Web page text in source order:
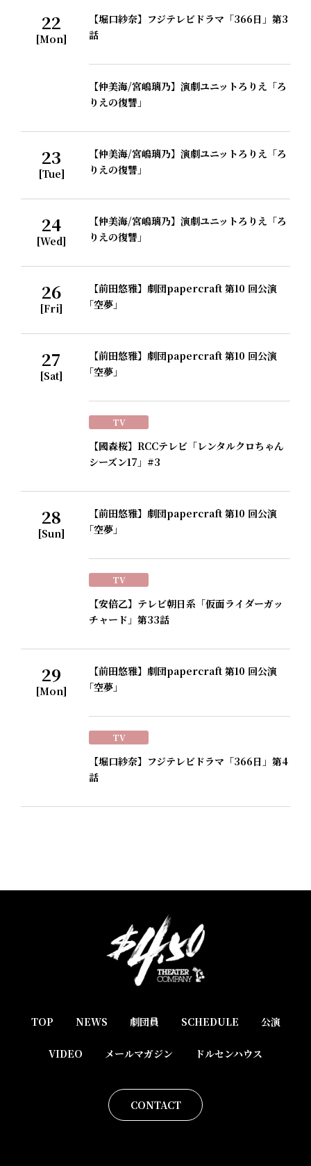
22
[Mon]
【堀口紗奈】フジテレビドラマ「366日」第3
話
【仲美海/宮嶋璃乃】演劇ユニットろりえ「ろ
りえの復讐」
23
[Tue]
【仲美海/宮嶋璃乃】演劇ユニットろりえ「ろ
りえの復讐」
24
[Wed]
【仲美海/宮嶋璃乃】演劇ユニットろりえ「ろ
りえの復讐」
26
[Fri]
【前田悠雅】劇団papercraft 第10 回公演
｢空夢｣
27
[Sat]
【前田悠雅】劇団papercraft 第10 回公演
｢空夢｣
TV
【國森桜】RCCテレビ「レンタルクロちゃん
シーズン17」#3
28
[Sun]
【前田悠雅】劇団papercraft 第10 回公演
｢空夢｣
TV
【安倍乙】テレビ朝日系「仮面ライダーガッ
チャード」第33話
29
[Mon]
【前田悠雅】劇団papercraft 第10 回公演
｢空夢｣
TV
【堀口紗奈】フジテレビドラマ「366日」第4
話
TOP NEWS 劇団員 SCHEDULE 公演
VIDEO メールマガジン ドルセンハウス
CONTACT